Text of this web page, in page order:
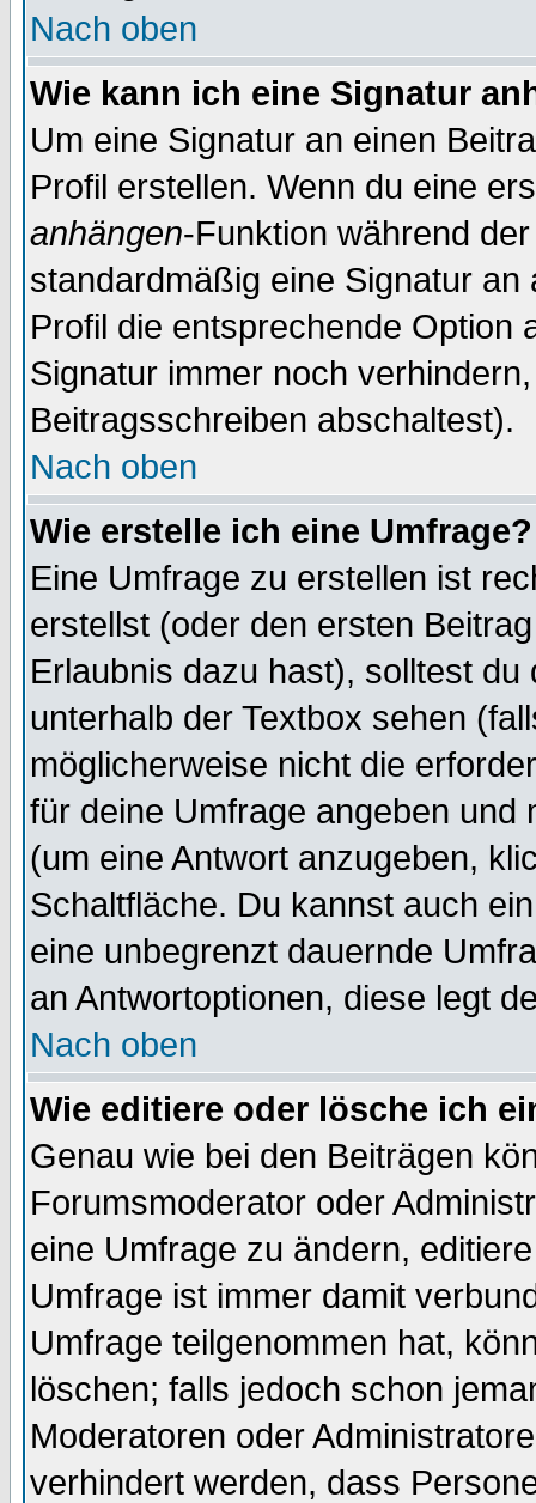
Nach oben
Wie kann ich eine Signatur
Um eine Signatur an einen
Profil erstellen. Wenn du eine
anhängen-Funktion während
standardmäßig eine Signatur
Profil die entsprechende Option
Signatur immer noch
Beitragsschreiben abschaltest).
Nach oben
Wie erstelle ich eine Umfrage?
Eine Umfrage zu erstellen ist
erstellst (oder den ersten
Erlaubnis dazu hast), solltest
unterhalb der Textbox sehen
möglicherweise nicht die
für deine Umfrage angeben und
(um eine Antwort anzugeben,
Schaltfläche. Du kannst auch
eine unbegrenzt dauernde
an Antwortoptionen, diese legt
Nach oben
Wie editiere oder lösche ich
Genau wie bei den Beiträgen
Forumsmoderator oder
eine Umfrage zu ändern,
Umfrage ist immer damit
Umfrage teilgenommen hat,
löschen; falls jedoch schon
Moderatoren oder
verhindert werden, dass